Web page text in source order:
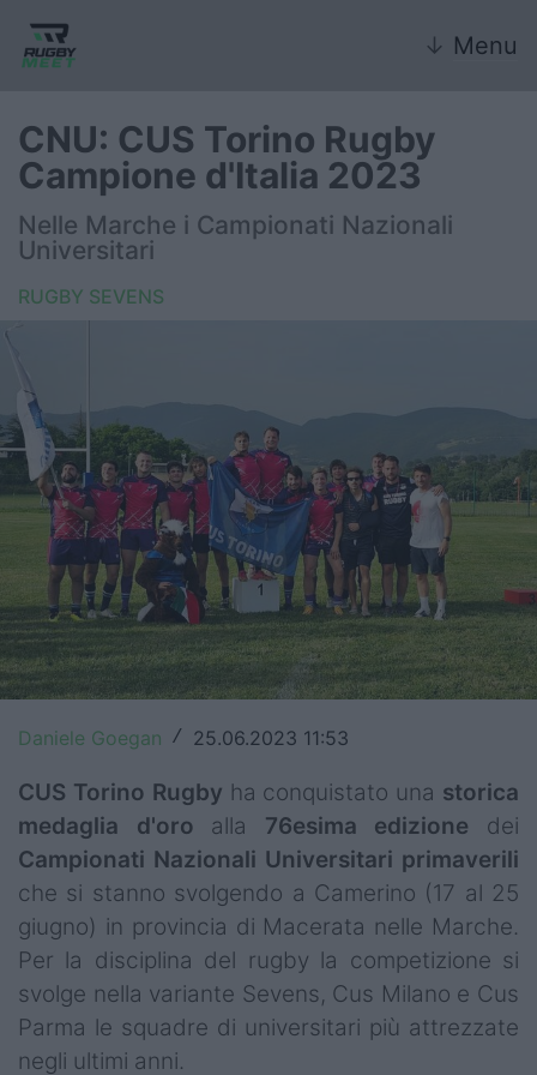
↓ Menu
Nazionale
Nazionali giovanili
Rugby Sevens
Internazionale
6 Nazioni
United Rugby Championship
Top14
Premiership
Champions Cup
Challenge Cup
World Rugby
Rugby World Cup
Super Rugby
Rugby in TV
Mercato
Serie A Elite
CNU: CUS Torino Rugby
Campione d'Italia 2023
Nelle Marche i Campionati Nazionali
Universitari
RUGBY SEVENS
Daniele Goegan / 25.06.2023 11:53
CUS Torino Rugby ha conquistato una storica
medaglia d'oro alla 76esima edizione dei
Campionati Nazionali Universitari primaverili
che si stanno svolgendo a Camerino (17 al 25
giugno) in provincia di Macerata nelle Marche.
Per la disciplina del rugby la competizione si
svolge nella variante Sevens, Cus Milano e Cus
Parma le squadre di universitari più attrezzate
negli ultimi anni.